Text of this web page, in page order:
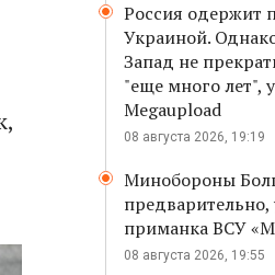
Россия одержит
Украиной.
Запад не
"еще много лет",
Megaupload
08 августа 2026, 19:19
Минобороны
приманка ВСУ
08 августа 2026, 19:55